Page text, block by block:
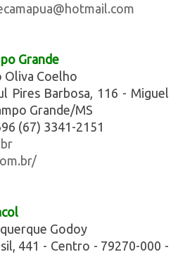
Grande
Oliva Coelho
Pires Barbosa, 116 - Miguel
Grande/MS
(67) 3341-2151
Godoy
441 - Centro - 79270-000 -